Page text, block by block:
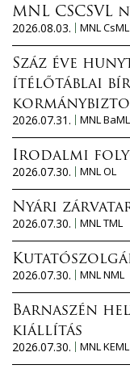
MNL
2026.08.03.
MNL CsML
Száz éve
ítélőtáblai
2026.07.31.
MNL BaML
Irodalmi
2026.07.30.
MNL OL
Nyári
2026.07.30.
MNL TML
2026.07.30.
MNL NML
Barnaszén
kiállítás
2026.07.30.
MNL KEML